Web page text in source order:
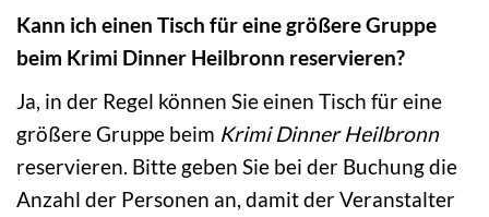
Kann ich einen Tisch für eine größere Gruppe
beim Krimi Dinner Heilbronn reservieren?
Ja, in der Regel können Sie einen Tisch für eine
größere Gruppe beim Krimi Dinner Heilbronn
reservieren. Bitte geben Sie bei der Buchung die
Anzahl der Personen an, damit der Veranstalter